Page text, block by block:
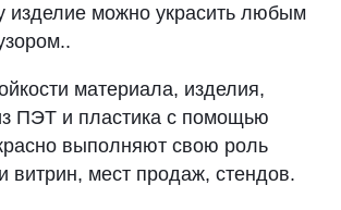
изделие можно украсить любым
материала, изделия,
ПЭТ и пластика с помощью
выполняют свою роль
витрин, мест продаж, стендов.